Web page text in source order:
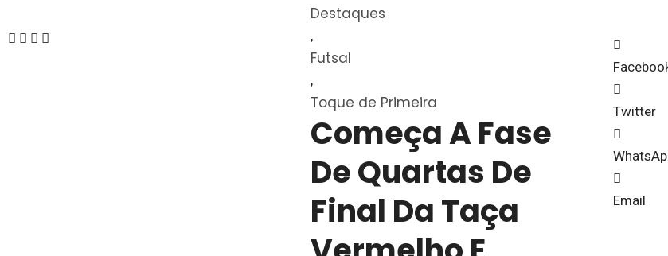
Destaques
,
Futsal
,
Toque de Primeira
Começa A Fase
De Quartas De
Final Da Taça
Twitter
Email